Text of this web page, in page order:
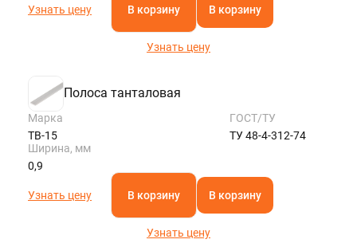
Узнать цену В корзину В корзину
Узнать цену
Полоса танталовая
Марка
ТВ-15
ГОСТ/ТУ
ТУ 48-4-312-74
Ширина, мм
0,9
Узнать цену В корзину В корзину
Узнать цену